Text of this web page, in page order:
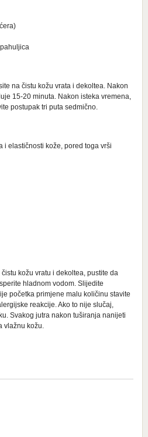
na čistu kožu vrata i dekoltea. Nakon
15-20 minuta. Nakon isteka vremena,
postupak tri puta sedmično.
i elastičnosti kože, pored toga vrši
kožu vratu i dekoltea, pustite da
hladnom vodom. Slijedite
početka primjene malu količinu stavite
reakcije. Ako to nije slučaj,
Svakog jutra nakon tuširanja nanijeti
vlažnu kožu.